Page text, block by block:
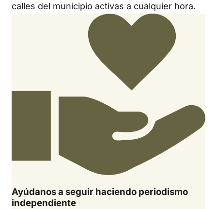
calles del municipio activas a cualquier hora.
Ayúdanos a seguir haciendo periodismo
independiente